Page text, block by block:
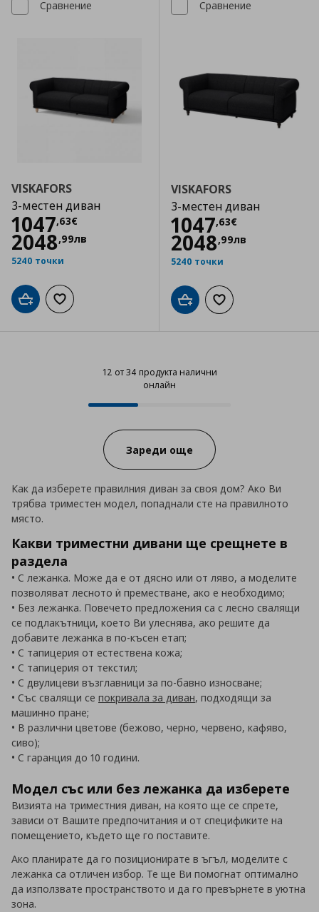
Сравнение
VISKAFORS
3-местен диван
1047,63€
Цена1047,63 €
2048,99лв
5240 точки
Добави в кошницата
Добави към списъка с любими
Сравнение
VISKAFORS
3-местен диван
1047,63€
Цена1047,63 €
2048,99лв
5240 точки
Добави в кошницата
Добави към
12 от 34 продукта налични
онлайн
Progress:
Зареди още
Как да изберете правилния диван за своя дом? Ако Ви
трябва триместен модел, попаднали сте на правилното
място.
Какви триместни дивани ще срещнете в
раздела
• С лежанка. Може да е от дясно или от ляво, а моделите
позволяват лесното ѝ преместване, ако е необходимо;
• Без лежанка. Повечето предложения са с лесно свалящи
се подлакътници, което Ви улеснява, ако решите да
добавите лежанка в по-късен етап;
• С тапицерия от естествена кожа;
• С тапицерия от текстил;
• С двулицеви възглавници за по-бавно износване;
• Със свалящи се покривала за диван, подходящи за
машинно пране;
• В различни цветове (бежово, черно, червено, кафяво,
сиво);
• С гаранция до 10 години.
Модел със или без лежанка да изберете
Визията на триместния диван, на която ще се спрете,
зависи от Вашите предпочитания и от спецификите на
помещението, където ще го поставите.
Ако планирате да го позиционирате в ъгъл, моделите с
лежанка са отличен избор. Те ще Ви помогнат оптимално
да използвате пространството и да го превърнете в уютна
зона.